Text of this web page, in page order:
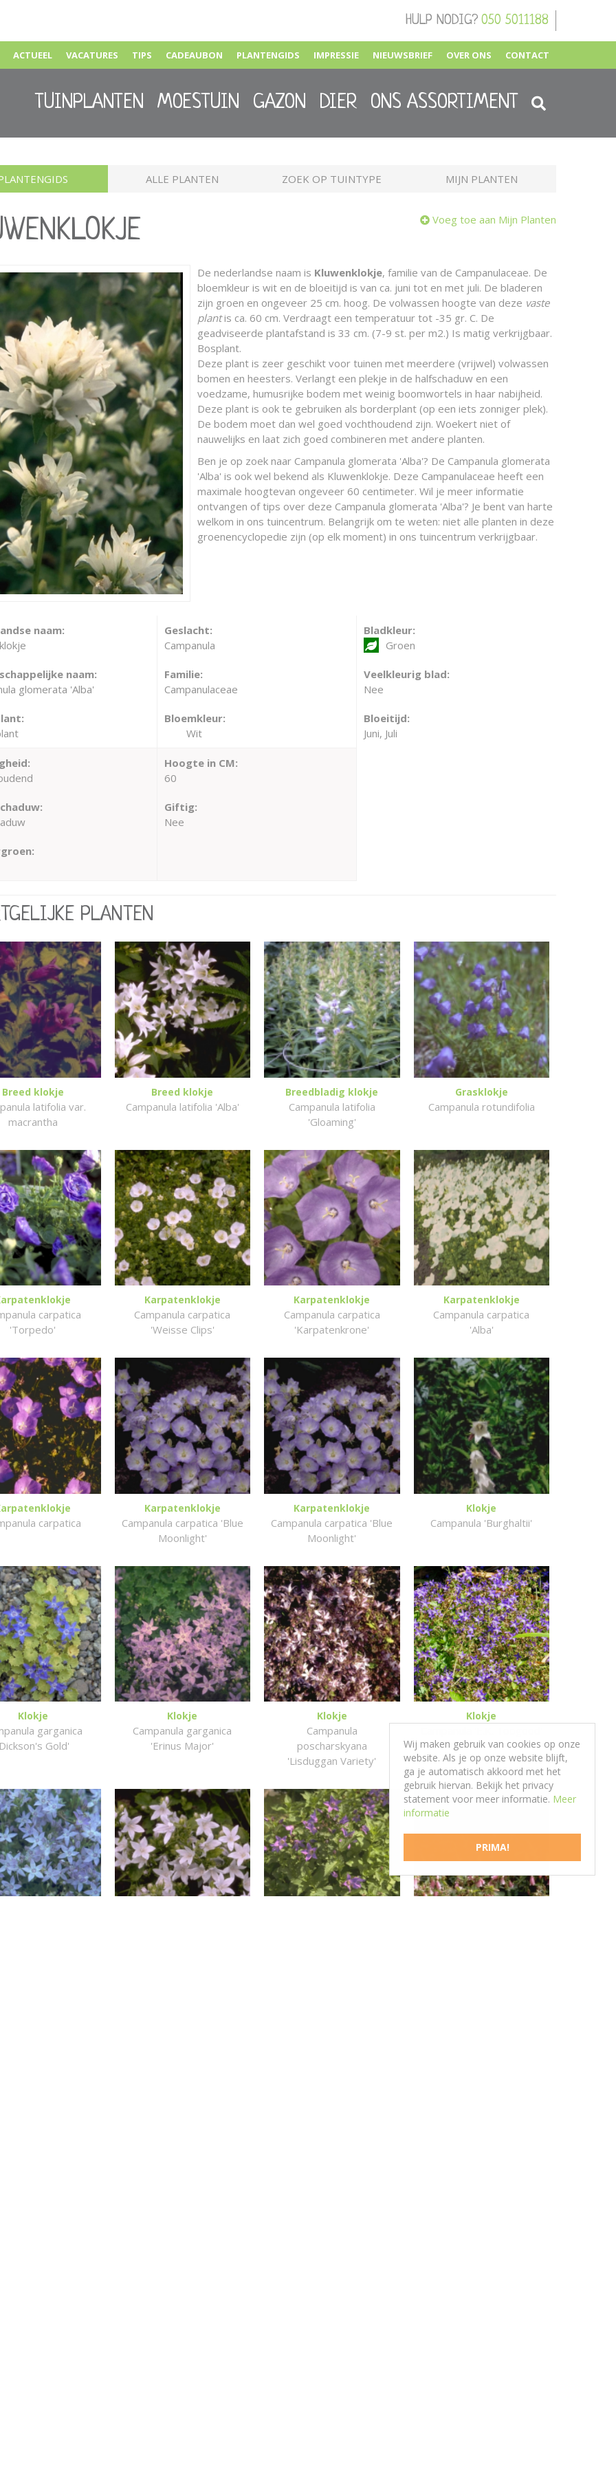
HULP NODIG? 050 5011188
ACTUEEL VACATURES TIPS CADEAUBON PLANTENGIDS IMPRESSIE NIEUWSBRIEF OVER ONS CONTACT
TUINPLANTEN MOESTUIN GAZON DIER ONS ASSORTIMENT
ALLE PLANTEN ZOEK OP TUINTYPE MIJN PLANTEN
Voeg toe aan Mijn Planten
De nederlandse naam is Kluwenklokje, familie van de Campanulaceae. De
bloemkleur is wit en de bloeitijd is van ca. juni tot en met juli. De bladeren
zijn groen en ongeveer 25 cm. hoog. De volwassen hoogte van deze vaste
plantis ca. 60 cm. Verdraagt een temperatuur tot -35 gr. C. De
geadviseerde plantafstand is 33 cm. (7-9 st. per m2.) Is matig verkrijgbaar.
Bosplant.
Deze plant is zeer geschikt voor tuinen met meerdere (vrijwel) volwassen
bomen en heesters. Verlangt een plekje in de halfschaduw en een
voedzame, humusrijke bodem met weinig boomwortels in haar nabijheid.
Deze plant is ook te gebruiken als borderplant (op een iets zonniger plek).
De bodem moet dan wel goed vochthoudend zijn. Woekert niet of
nauwelijks en laat zich goed combineren met andere planten.
Ben je op zoek naar Campanula glomerata 'Alba'? De Campanula glomerata
'Alba' is ook wel bekend als Kluwenklokje. Deze Campanulaceae heeft een
maximale hoogtevan ongeveer 60 centimeter. Wil je meer informatie
ontvangen of tips over deze Campanula glomerata 'Alba'? Je bent van harte
welkom in ons tuincentrum. Belangrijk om te weten: niet alle planten in deze
groenencyclopedie zijn (op elk moment) in ons tuincentrum verkrijgbaar.
naam:
naam:
glomerata 'Alba'
Geslacht:
Campanula
Familie:
Campanulaceae
Bloemkleur:
Wit
Bladkleur:
Groen
Veelkleurig blad:
Nee
Bloeitijd:
Juni, Juli
Hoogte in CM:
60
Giftig:
Nee
PLANTEN
Breed klokje
latifolia var.
macrantha
Breed klokje
Campanula latifolia 'Alba'
Breedbladig klokje
Campanula latifolia
'Gloaming'
Grasklokje
Campanula rotundifolia
carpatica
'Torpedo'
Karpatenklokje
Campanula carpatica
'Weisse Clips'
Karpatenklokje
Campanula carpatica
'Karpatenkrone'
Karpatenklokje
Campanula carpatica
'Alba'
carpatica
Karpatenklokje
Campanula carpatica 'Blue
Moonlight'
Karpatenklokje
Campanula carpatica 'Blue
Moonlight'
Klokje
Campanula 'Burghaltii'
Klokje
garganica
Gold'
Klokje
Campanula garganica
'Erinus Major'
Klokje
Campanula
poscharskyana
'Lisduggan Variety'
Klokje
PRIMA!
Wij maken gebruik van cookies op onze
website. Als je op onze website blijft,
ga je automatisch akkoord met het
gebruik hiervan. Bekijk het privacy
statement voor meer informatie. Meer
informatie